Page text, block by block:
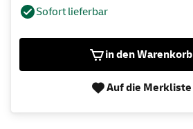
Sofort lieferbar
in den Warenkorb
Auf die Merkliste